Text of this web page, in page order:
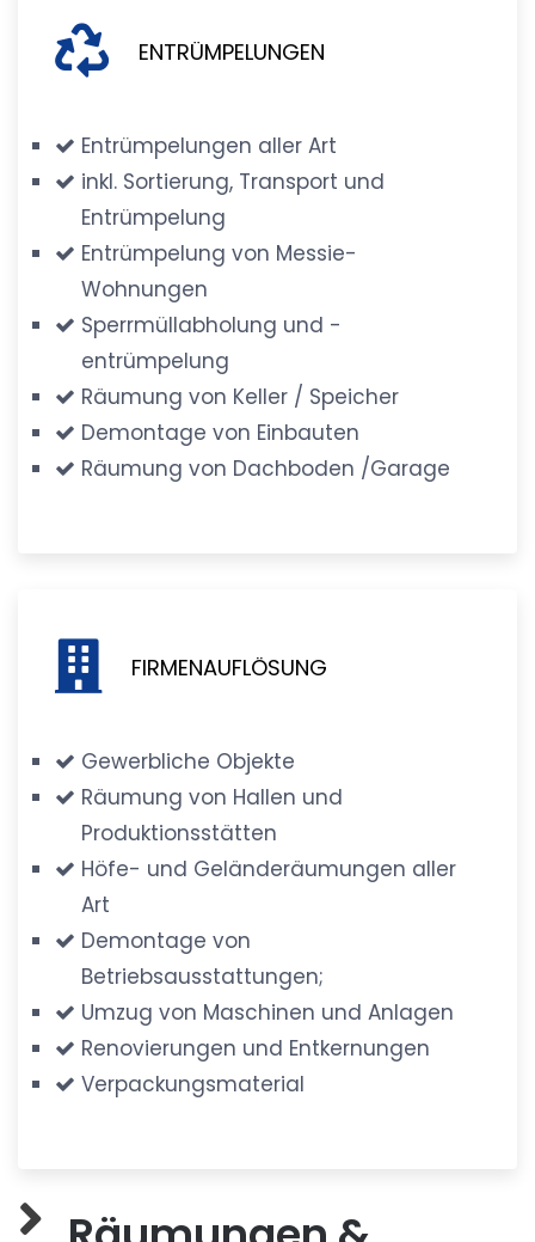
ENTRÜMPELUNGEN
Entrümpelungen aller Art
inkl. Sortierung, Transport und
Entrümpelung
Entrümpelung von Messie-
Wohnungen
Sperrmüllabholung und -
entrümpelung
Räumung von Keller / Speicher
Demontage von Einbauten
Räumung von Dachboden /Garage
FIRMENAUFLÖSUNG
Gewerbliche Objekte
Räumung von Hallen und
Produktionsstätten
Höfe- und Geländeräumungen aller
Art
Demontage von
Betriebsausstattungen;
Umzug von Maschinen und Anlagen
Renovierungen und Entkernungen
Verpackungsmaterial